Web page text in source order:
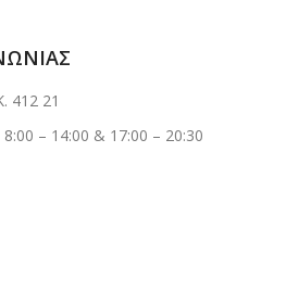
412 21
– 14:00 & 17:00 – 20:30